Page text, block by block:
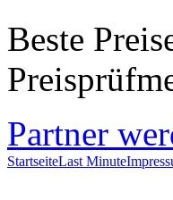
Beste
Partner
StartseiteLast Minute